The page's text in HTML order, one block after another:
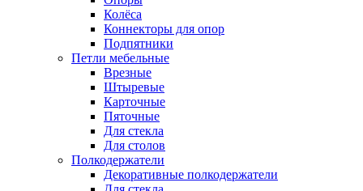
Колёса
Коннекторы для опор
Подпятники
Петли мебельные
Врезные
Штыревые
Карточные
Пяточные
Для стекла
Для столов
Полкодержатели
Декоративные полкодержатели